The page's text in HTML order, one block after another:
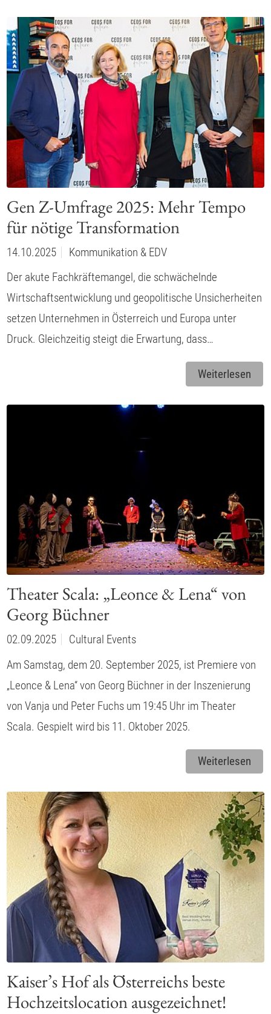
Gen Z-Umfrage 2025: Mehr Tempo
für nötige Transformation
14.10.2025
Kommunikation & EDV
Der akute Fachkräftemangel, die schwächelnde
Wirtschaftsentwicklung und geopolitische Unsicherheiten
setzen Unternehmen in Österreich und Europa unter
Druck. Gleichzeitig steigt die Erwartung, dass…
Weiterlesen
Theater Scala: „Leonce & Lena“ von
Georg Büchner
02.09.2025
Cultural Events
Am Samstag, dem 20. September 2025, ist Premiere von
„Leonce & Lena“ von Georg Büchner in der Inszenierung
von Vanja und Peter Fuchs um 19:45 Uhr im Theater
Scala. Gespielt wird bis 11. Oktober 2025.
Weiterlesen
Kaiser’s Hof als Österreichs beste
Hochzeitslocation ausgezeichnet!